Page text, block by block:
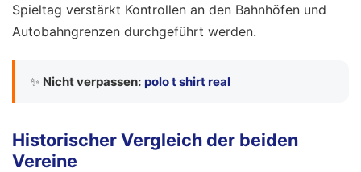
Spieltag verstärkt Kontrollen an den Bahnhöfen und
Autobahngrenzen durchgeführt werden.
✨ Nicht verpassen: polo t shirt real
Historischer Vergleich der beiden
Vereine